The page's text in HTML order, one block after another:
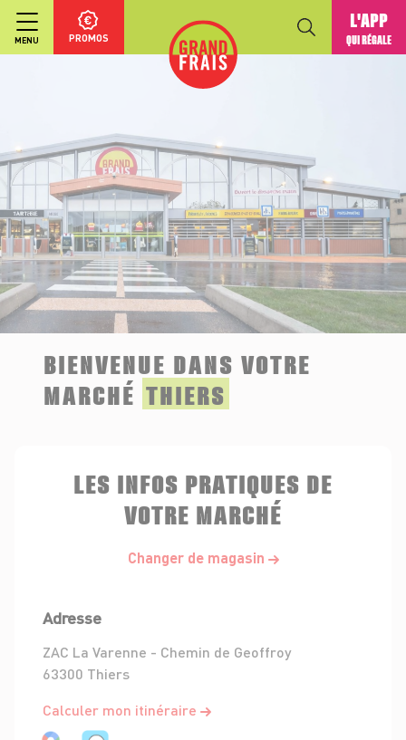
MENU PROMOS
L'APP
QUI RÉGALE
BIENVENUE DANS VOTRE
MARCHÉ THIERS
LES INFOS PRATIQUES DE
VOTRE MARCHÉ
Changer de magasin
Adresse
ZAC La Varenne - Chemin de Geoffroy
63300 Thiers
Calculer mon itinéraire